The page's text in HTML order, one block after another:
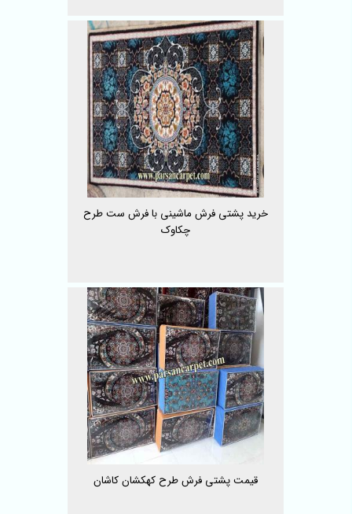
خرید پشتی فرش ماشینی با فرش ست طرح
چکاوک
قیمت پشتی فرش طرح کهکشان کاشان